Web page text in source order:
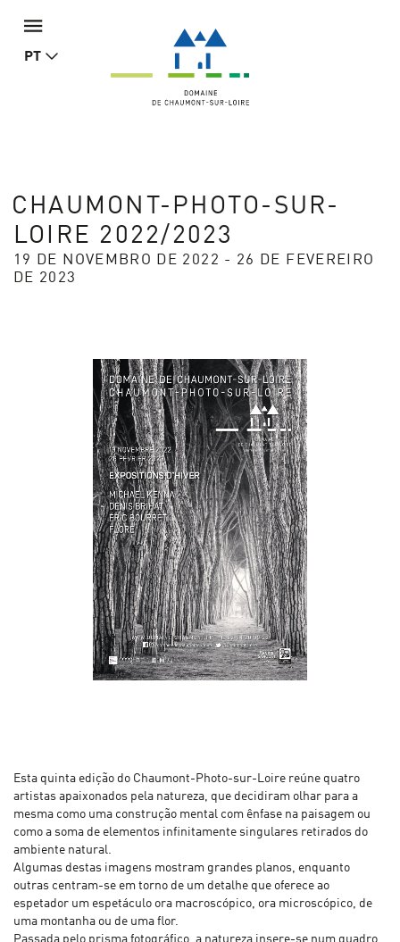
PT
CHAUMONT-PHOTO-SUR-
LOIRE 2022/2023
19 DE NOVEMBRO DE 2022 - 26 DE FEVEREIRO
DE 2023
Esta quinta edição do Chaumont-Photo-sur-Loire reúne quatro
artistas apaixonados pela natureza, que decidiram olhar para a
mesma como uma construção mental com ênfase na paisagem ou
como a soma de elementos infinitamente singulares retirados do
ambiente natural.
Algumas destas imagens mostram grandes planos, enquanto
outras centram-se em torno de um detalhe que oferece ao
espetador um espetáculo ora macroscópico, ora microscópico, de
uma montanha ou de uma flor.
Passada pelo prisma fotográfico, a natureza insere-se num quadro